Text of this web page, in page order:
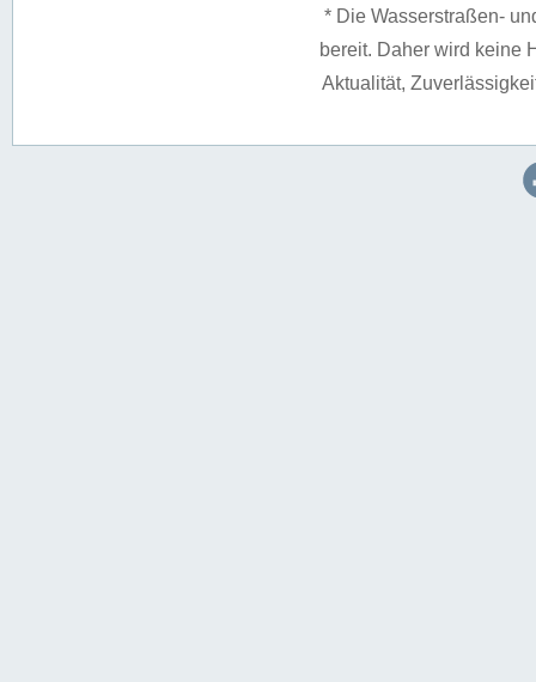
* Die Wasserstraßen-
bereit. Daher wird keine
Aktualität,